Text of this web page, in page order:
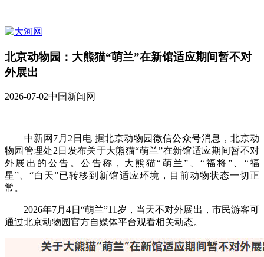
北京动物园：大熊猫“萌兰”在新馆适应期间暂不对
外展出
2026-07-02中国新闻网
中新网7月2日电 据北京动物园微信公众号消息，北京动
物园管理处2日发布关于大熊猫“萌兰”在新馆适应期间暂不对
外展出的公告。公告称，大熊猫“萌兰”、“福将”、“福
星”、“白天”已转移到新馆适应环境，目前动物状态一切正
常。
2026年7月4日“萌兰”11岁，当天不对外展出，市民游客可
通过北京动物园官方自媒体平台观看相关动态。